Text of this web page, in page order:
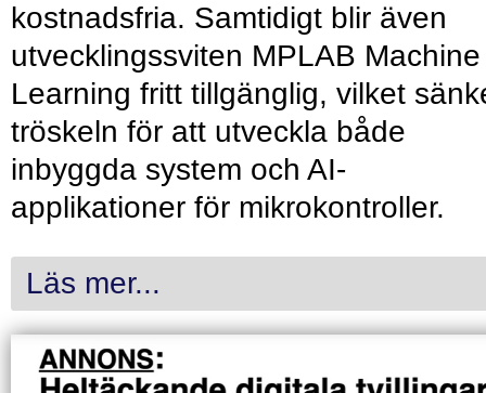
kostnadsfria. Samtidigt blir även
utvecklingssviten MPLAB Machine
Learning fritt tillgänglig, vilket
tröskeln för att utveckla både
inbyggda system och AI-
applikationer för mikrokontroller.
Läs mer...